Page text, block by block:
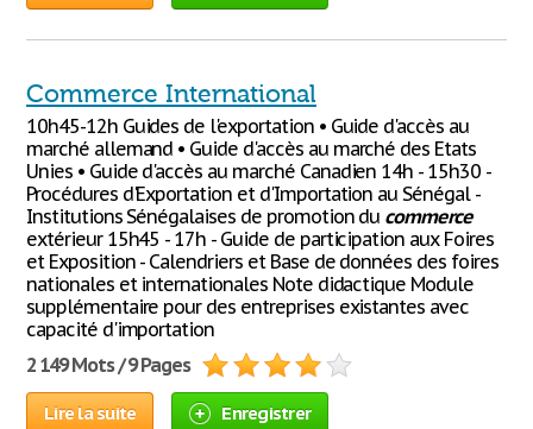
Commerce International
10h45-12h Guides de l'exportation • Guide d'accès au
marché allemand • Guide d'accès au marché des Etats
Unies • Guide d'accès au marché Canadien 14h - 15h30 -
Procédures d'Exportation et d'Importation au Sénégal -
Institutions Sénégalaises de promotion du commerce
extérieur 15h45 - 17h - Guide de participation aux Foires
et Exposition - Calendriers et Base de données des foires
nationales et internationales Note didactique Module
supplémentaire pour des entreprises existantes avec
capacité d'importation
2 149 Mots / 9 Pages
Lire la suite Enregistrer